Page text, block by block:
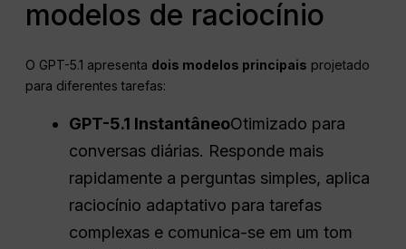
modelos de raciocínio
O GPT-5.1 apresenta dois modelos principais projetado
para diferentes tarefas:
GPT-5.1 InstantâneoOtimizado para
conversas diárias. Responde mais
rapidamente a perguntas simples, aplica
raciocínio adaptativo para tarefas
complexas e comunica-se em um tom